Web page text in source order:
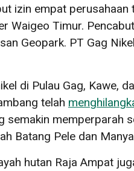
izin empat
Waigeo Timur.
Geopark. PT Gag
di Pulau Gag, Kawe,
telah
semakin memperparah
Batang Pele dan
hutan Raja Ampat